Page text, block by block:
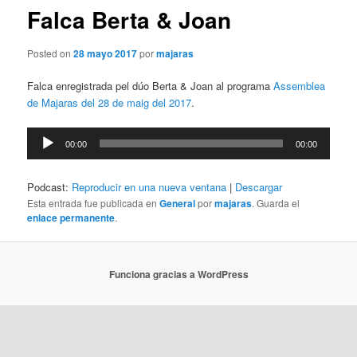
Falca Berta & Joan
Posted on28 mayo 2017pormajaras
Falca enregistrada pel dúo Berta & Joan al programaAssemblea
de Majaras del 28 de maig del 2017.
Reproductor
00:00 00:00
Podcast: Reproducir en una nueva ventana | Descargar
Esta entrada fue publicada enGeneralpormajaras. Guarda el
enlace permanente.
Funciona gracias a WordPress